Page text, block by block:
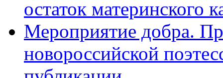
остаток материнского
Мероприятие добра.
новороссийской